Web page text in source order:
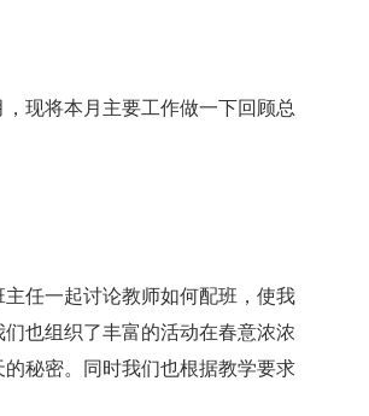
现将本月主要工作做一下回顾总
任一起讨论教师如何配班，使我
也组织了丰富的活动在春意浓浓
秘密。同时我们也根据教学要求